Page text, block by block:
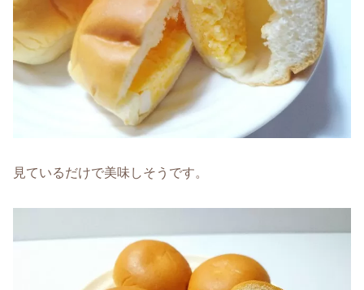
見ているだけで美味しそうです。